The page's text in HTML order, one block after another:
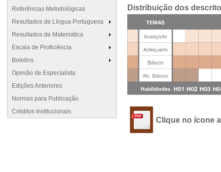
Referências Metodológicas
Resultados de Língua Portuguesa
Resultados de Matemática
Escala de Proficiência
Boletins
Opinião de Especialista
Edições Anteriores
Normas para Publicação
Créditos Institucionais
Distribuição dos
Clique no ícone